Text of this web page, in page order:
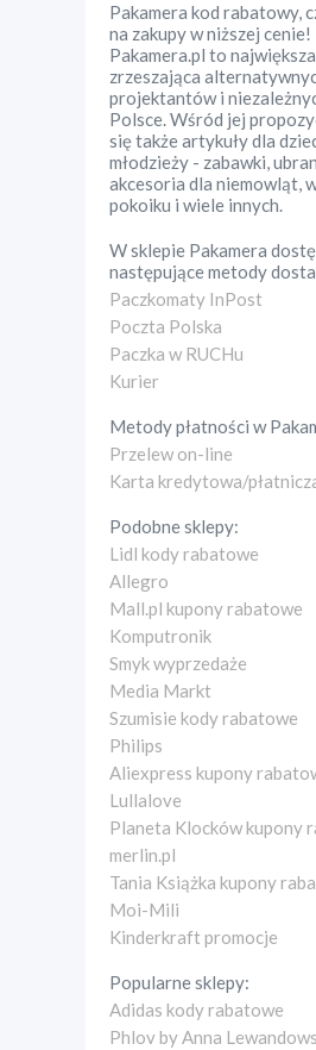
Pakamera kod rabatowy,
na zakupy w niższej cenie!
Pakamera.pl to
zrzeszająca
projektantów i
Polsce. Wśród jej
się także artykuły dla
młodzieży - zabawki,
akcesoria dla niemowląt,
pokoiku i wiele innych.
W sklepie Pakamera
następujące metody
Paczkomaty InPost
Poczta Polska
Paczka w RUCHu
Kurier
Metody płatności w
Przelew on-line
Karta kredytowa/
Podobne sklepy:
Lidl kody rabatowe
Allegro
Mall.pl kupony rabatowe
Komputronik
Smyk wyprzedaże
Media Markt
Szumisie kody rabatowe
Philips
Aliexpress kupony
Lullalove
Planeta Klocków kupony
merlin.pl
Tania Książka kupony
Moi-Mili
Kinderkraft promocje
Popularne sklepy:
Adidas kody rabatowe
Phlov by Anna